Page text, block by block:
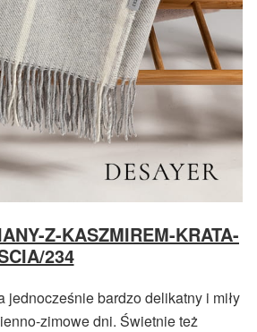
Z-KASZMIREM-KRATA-
234
jednocześnie bardzo delikatny i miły
zimowe dni. Świetnie też